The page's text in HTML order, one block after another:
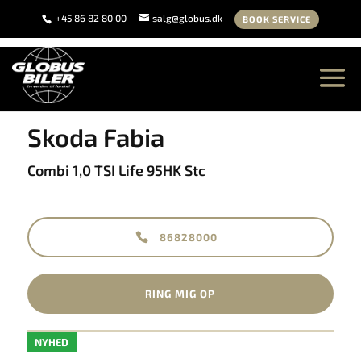
+45 86 82 80 00 salg@globus.dk BOOK SERVICE
<Tilbage til søgeresultat
Skoda Fabia
Combi 1,0 TSI Life 95HK Stc
86828000
RING MIG OP
NYHED